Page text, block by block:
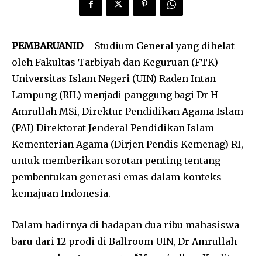
PEMBARUANID– Studium General yang dihelat
oleh Fakultas Tarbiyah dan Keguruan (FTK)
Universitas Islam Negeri (UIN) Raden Intan
Lampung (RIL) menjadi panggung bagi Dr H
Amrullah MSi, Direktur Pendidikan Agama Islam
(PAI) Direktorat Jenderal Pendidikan Islam
Kementerian Agama (Dirjen Pendis Kemenag) RI,
untuk memberikan sorotan penting tentang
pembentukan generasi emas dalam konteks
kemajuan Indonesia.
Dalam hadirnya di hadapan dua ribu mahasiswa
baru dari 12 prodi di Ballroom UIN, Dr Amrullah